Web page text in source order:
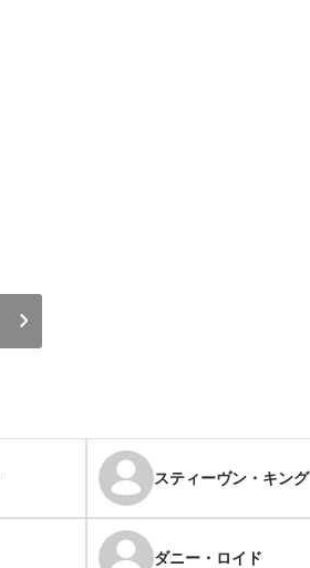
スティーヴン・キング
ダニー・ロイド